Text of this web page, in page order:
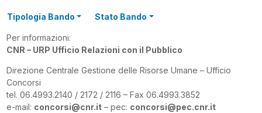
Tipologia Bando Stato Bando
Per informazioni:
CNR – URP Ufficio Relazioni con il Pubblico
Direzione Centrale Gestione delle Risorse Umane – Ufficio
Concorsi
tel. 06.4993.2140 / 2172 / 2116 – Fax 06.4993.3852
e-mail: concorsi@cnr.it– pec: concorsi@pec.cnr.it